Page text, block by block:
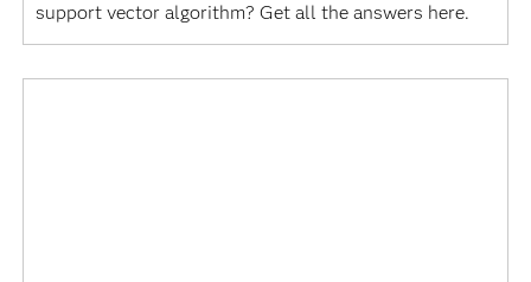
support vector algorithm? Get all the answers here.